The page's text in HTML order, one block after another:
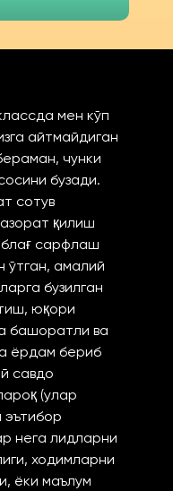
мен кўп
айтмайдиган
чунки
бузади.
сотув
қилиш
сарфлаш
ўтган, амалий
бузилган
юқори
башоратли ва
ёрдам бериб
савдо
(улар
эътибор
нега лидларни
ходимларни
ёки маълум